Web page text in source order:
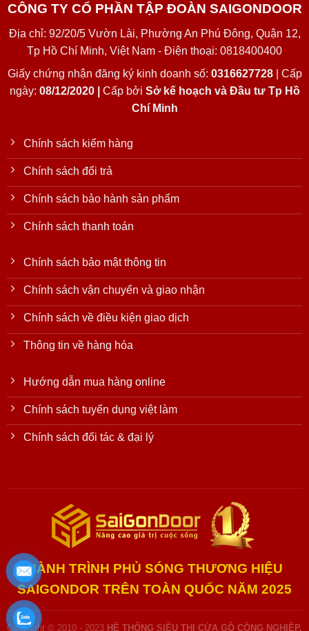
CÔNG TY CỔ PHẦN TẬP ĐOÀN SAIGONDOOR
Địa chỉ: 92/20/5 Vườn Lài, Phường An Phú Đông, Quận 12,
Tp Hồ Chí Minh, Việt Nam - Điện thoại: 0818400400
Giấy chứng nhận đăng ký kinh doanh số: 0316627728| Cấp
ngày: 08/12/2020 | Cấp bởi Sở kế hoạch và Đầu tư Tp Hồ
Chí Minh
Chính sách kiểm hàng
Chính sách đổi trả
Chính sách bảo hành sản phẩm
Chính sách thanh toán
Chính sách bảo mật thông tin
Chính sách vận chuyển và giao nhận
Chính sách về điều kiện giao dịch
Thông tin về hàng hóa
Hướng dẫn mua hàng online
Chính sách tuyển dụng việt làm
Chính sách đối tác & đại lý
HÀNH TRÌNH PHỦ SÓNG THƯƠNG HIỆU
SAIGONDOR TRÊN TOÀN QUỐC NĂM 2025
Copyright © 2010 - 2023 HỆ THỐNG SIÊU THỊ CỬA GỖ CÔNG NGHIỆP,